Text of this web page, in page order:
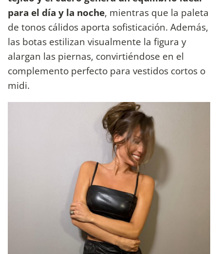
para el día y la noche, mientras que la paleta
de tonos cálidos aporta sofisticación. Además,
las botas estilizan visualmente la figura y
alargan las piernas, convirtiéndose en el
complemento perfecto para vestidos cortos o
midi.